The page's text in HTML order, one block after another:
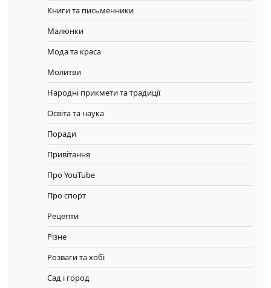
Книги та письменники
Малюнки
Мода та краса
Молитви
Народні прикмети та традиції
Освіта та наука
Поради
Привітання
Про YouTube
Про спорт
Рецепти
Різне
Розваги та хобі
Сад і город